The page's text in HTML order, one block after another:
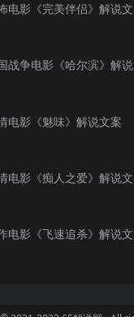
电影《完美伴侣》解说
战争电影《哈尔滨》解
电影《魅味》解说文案
电影《痴人之爱》解说
电影《飞速追杀》解说